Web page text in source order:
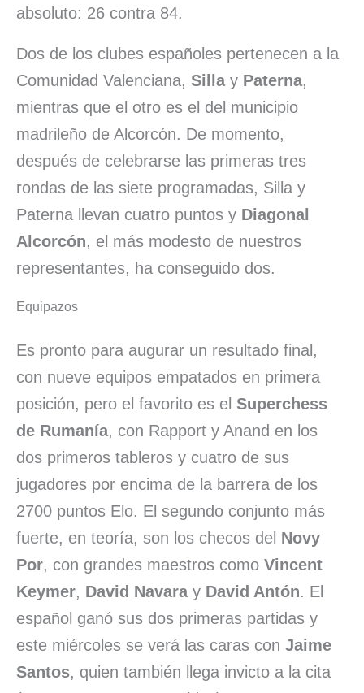
absoluto: 26 contra 84.
Dos de los clubes españoles pertenecen a la
Comunidad Valenciana, Sillay Paterna,
mientras que el otro es el del municipio
madrileño de Alcorcón. De momento,
después de celebrarse las primeras tres
rondas de las siete programadas, Silla y
Paterna llevan cuatro puntos y Diagonal
Alcorcón, el más modesto de nuestros
representantes, ha conseguido dos.
Equipazos
Es pronto para augurar un resultado final,
con nueve equipos empatados en primera
posición, pero el favorito es el Superchess
de Rumanía, con Rapport y Anand en los
dos primeros tableros y cuatro de sus
jugadores por encima de la barrera de los
2700 puntos Elo. El segundo conjunto más
fuerte, en teoría, son los checos del Novy
Por, con grandes maestros como Vincent
Keymer, David Navaray David Antón. El
español ganó sus dos primeras partidas y
este miércoles se verá las caras con Jaime
Santos, quien también llega invicto a la cita